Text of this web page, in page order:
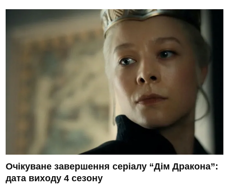
Очікуване завершення серіалу “Дім Дракона”:
дата виходу 4 сезону